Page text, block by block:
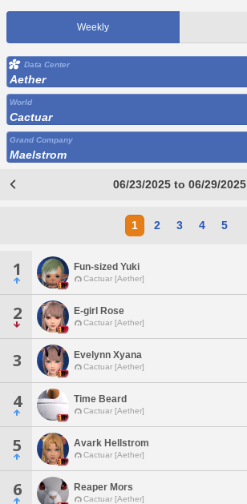
Weekly
Data Center
Aether
World
Cactuar
Grand Company
Maelstrom
06/23/2025 to 06/29/2025
1 2 3 4 5
1 Fun-sized Yuki
Cactuar [Aether]
2 E-girl Rose
Cactuar [Aether]
3 Evelynn Xyana
Cactuar [Aether]
4 Time Beard
Cactuar [Aether]
5 Avark Hellstrom
Cactuar [Aether]
6 Reaper Mors
Cactuar [Aether]